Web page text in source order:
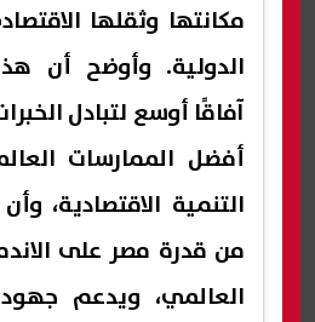
مكانتها وثقلها
الدولية. وأوضح أن
آفاقًا أوسع لتبادل
أفضل الممارسات
التنمية الاقتصادية،
من قدرة مصر على
العالمي، ويدعم